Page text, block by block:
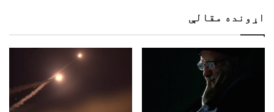
اړونده مقالې